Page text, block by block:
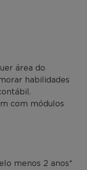
área do
habilidades
com módulos
menos 2 anos*